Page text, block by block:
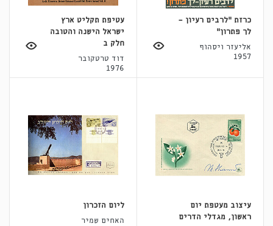
כרזת "לרבים רעיון -
לך פתרון"
אליעזר ויסהוף
1957
עטיפת תקליט ארץ
ישראל הישנה והטובה
חלק ב
דוד טרטקובר
1976
עיצוב מעטפת יום
ראשון, מגדלי הדרים
ליום הזכרון
האחים שמיר